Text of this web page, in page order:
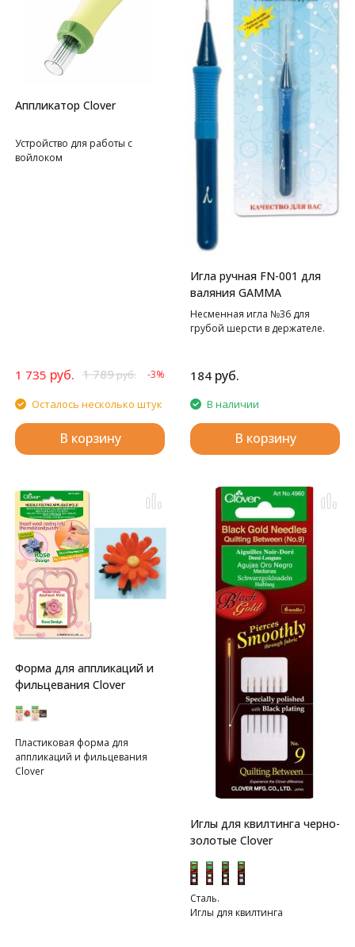
Аппликатор Clover
Устройство для работы с
войлоком
1 735 руб. 1 789руб. -3%
Осталось несколько штук
В корзину
Игла ручная FN-001 для
валяния GAMMA
Несменная игла №36 для
грубой шерсти в держателе.
184 руб.
В наличии
В корзину
Форма для аппликаций и
фильцевания Clover
Пластиковая форма для
аппликаций и фильцевания
Clover
Иглы для квилтинга черно-
золотые Clover
Сталь.
Иглы для квилтинга